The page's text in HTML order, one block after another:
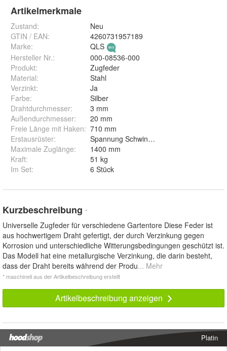
Artikelmerkmale
Zustand:
Neu
GTIN / EAN:
4260731957189
Marke:
QLS
Hersteller Nr.:
000-08536-000
Produkt:
Zugfeder
Material:
Stahl
Verzinkt:
Ja
Farbe:
Silber
Drahtdurchmesser:
3 mm
Außendurchmesser:
20 mm
Freie Länge mit Haken: 710 mm
Erstausrüster:
Spannung Schwingtor antirost
Maximale Zuglänge:
1400 mm
Kraft:
51 kg
Im Set: 6 Stück
Kurzbeschreibung *
Universelle Zugfeder für verschiedene Gartentore Diese Feder ist
aus hochwertigem Draht gefertigt, der durch Verzinkung gegen
Korrosion und unterschiedliche Witterungsbedingungen geschützt ist.
Das Modell hat eine metallurgische Verzinkung, die darin besteht,
dass der Draht bereits während der Produ... Mehr
* maschinell aus der Artikelbeschreibung erstellt
Artikelbeschreibung anzeigen
Platin